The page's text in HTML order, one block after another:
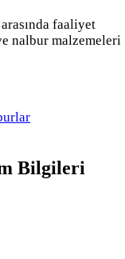
faaliyet
nalbur malzemeleri
Bilgileri